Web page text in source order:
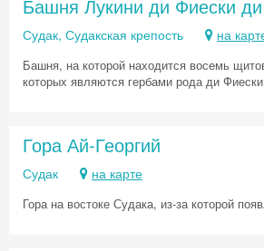
Башня Лукини ди Фиески
Судак, Судакская крепость на
Башня, на которой находится восемь
которых являются гербами рода ди
Гора Ай-Георгий
Судак на карте
Гора на востоке Судака, из-за которой